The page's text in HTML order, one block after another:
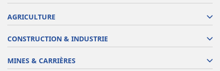
AGRICULTURE
CONSTRUCTION & INDUSTRIE
MINES & CARRIÈRES